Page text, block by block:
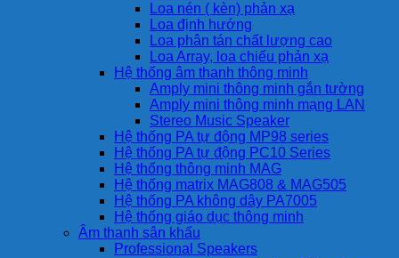
Loa nén ( kèn) phản xạ
Loa định hướng
Loa phân tán chất lượng cao
Loa Array, loa chiếu phản xạ
Hệ thống âm thanh thông minh
Amply mini thông minh gắn tường
Amply mini thông minh mạng LAN
Stereo Music Speaker
Hệ thống PA tự động MP98 series
Hệ thống PA tự động PC10 Series
Hệ thống thông minh MAG
Hệ thống matrix MAG808 & MAG505
Hệ thống PA không dây PA7005
Hệ thống giáo dục thông minh
Âm thanh sân khấu
Professional Speakers